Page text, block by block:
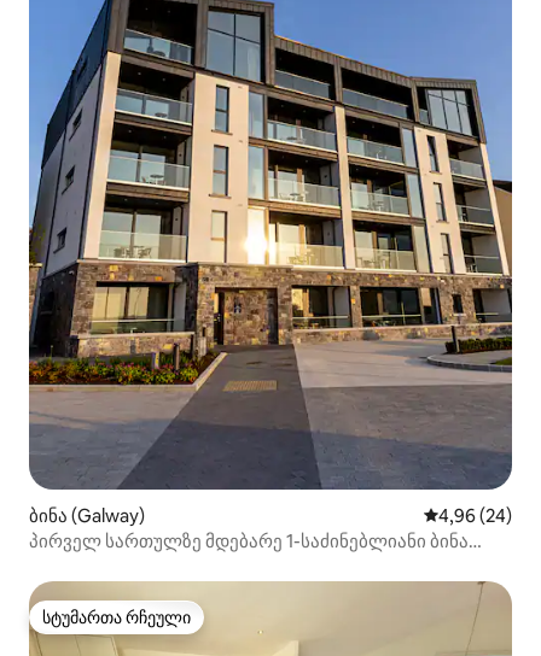
ბინა (Galway) საშუალო
4,96 (24)
პირველ სართულზე მდებარე 1-საძინებლიანი ბინა
სტუმართა რჩეული
სტუმართა რჩეული